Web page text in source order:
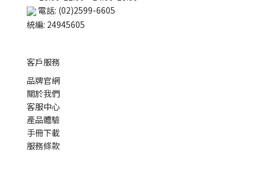
電話: (02)2599-6605
統編: 24945605
客戶服務
品牌官網
關於我們
客服中心
產品體驗
手冊下載
服務條款